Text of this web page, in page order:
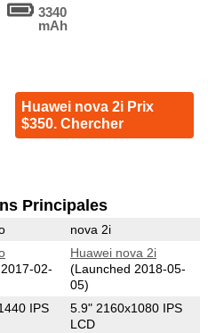
3340
mAh
Huawei nova 2i Prix
$350. Chercher
Principales
nova 2i
02-
Huawei nova 2i
(Launched 2018-05-
05)
IPS
5.9" 2160x1080 IPS
LCD